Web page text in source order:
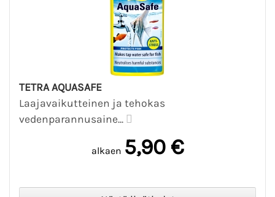
TETRA AQUASAFE
Laajavaikutteinen ja tehokas
vedenparannusaine...
alkaen 5,90 €